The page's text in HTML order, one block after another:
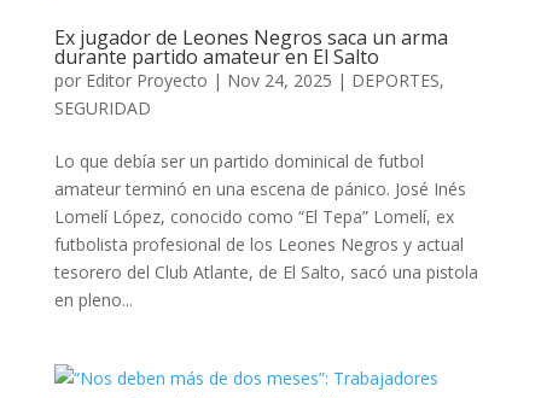
Ex jugador de Leones Negros saca un arma
durante partido amateur en El Salto
por Editor Proyecto | Nov 24, 2025 | DEPORTES,
SEGURIDAD
Lo que debía ser un partido dominical de futbol
amateur terminó en una escena de pánico. José Inés
Lomelí López, conocido como “El Tepa” Lomelí, ex
futbolista profesional de los Leones Negros y actual
tesorero del Club Atlante, de El Salto, sacó una pistola
en pleno...